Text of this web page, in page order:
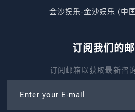
金沙娱乐-金沙娱乐 (中
订阅我们的
订阅邮箱以获取最新咨
Enter your E-mail